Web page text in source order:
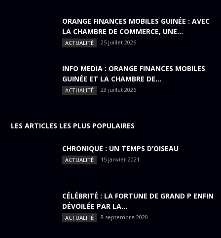
ORANGE FINANCES MOBILES GUINÉE : AVEC
LA CHAMBRE DE COMMERCE, UNE...
ACTUALITÉ 25 juillet 2026
INFO MEDIA : ORANGE FINANCES MOBILES
GUINÉE ET LA CHAMBRE DE...
ACTUALITÉ 23 juillet 2026
LES ARTICLES LES PLUS POPULAIRES
CHRONIQUE : UN TEMPS D’OISEAU
ACTUALITÉ 15 janvier 2021
CÉLÉBRITÉ : LA FORTUNE DE GRAND P ENFIN
DÉVOILÉE PAR LA...
ACTUALITÉ 8 septembre 2020